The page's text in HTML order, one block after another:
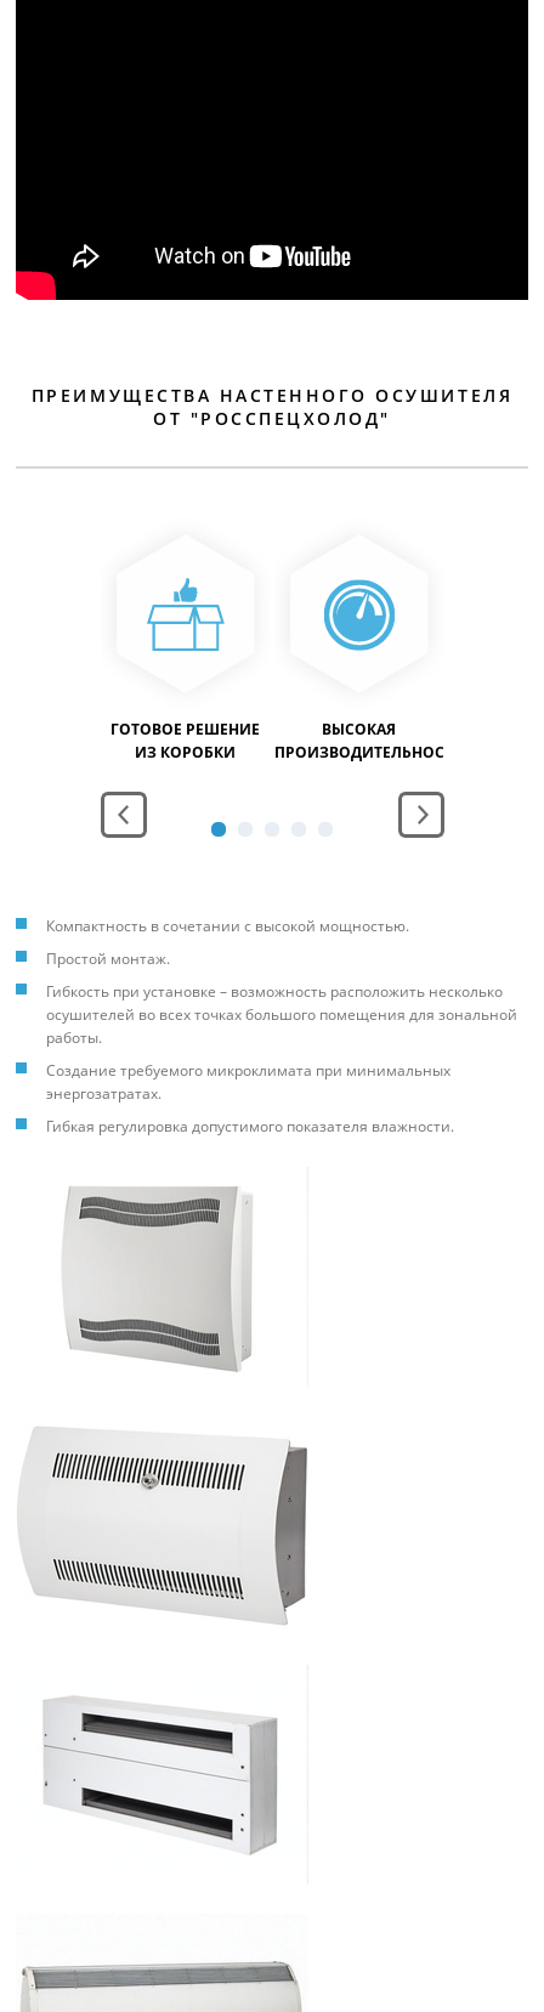
ПРЕИМУЩЕСТВА НАСТЕННОГО ОСУШИТЕЛЯ
ОТ "РОССПЕЦХОЛОД"
ГОТОВОЕ РЕШЕНИЕ
ИЗ КОРОБКИ
ВЫСОКАЯ
ПРОИЗВОДИТЕЛЬНОСТЬ
Компактность в сочетании с высокой мощностью.
Простой монтаж.
Гибкость при установке – возможность расположить несколько
осушителей во всех точках большого помещения для зональной
работы.
Создание требуемого микроклимата при минимальных
энергозатратах.
Гибкая регулировка допустимого показателя влажности.